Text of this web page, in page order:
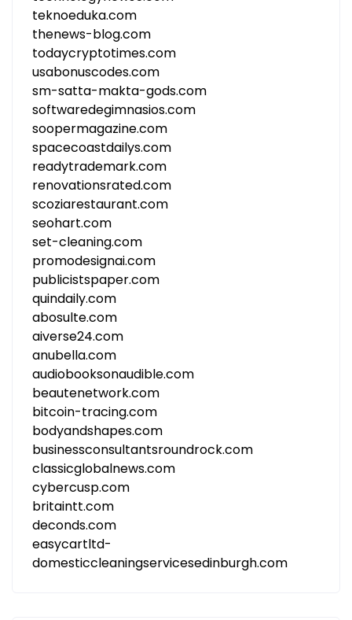
teknoeduka.com
thenews-blog.com
todaycryptotimes.com
usabonuscodes.com
sm-satta-makta-gods.com
softwaredegimnasios.com
soopermagazine.com
spacecoastdailys.com
readytrademark.com
renovationsrated.com
scoziarestaurant.com
seohart.com
set-cleaning.com
promodesignai.com
publicistspaper.com
quindaily.com
abosulte.com
aiverse24.com
anubella.com
audiobooksonaudible.com
beautenetwork.com
bitcoin-tracing.com
bodyandshapes.com
businessconsultantsroundrock.com
classicglobalnews.com
cybercusp.com
britaintt.com
deconds.com
easycartltd-
domesticcleaningservicesedinburgh.com